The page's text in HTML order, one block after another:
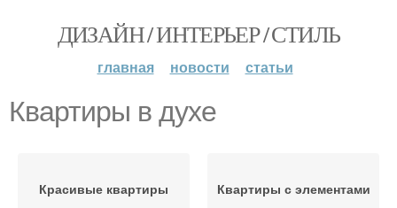
ДИЗАЙН / ИНТЕРЬЕР / СТИЛЬ
главная новости статьи
Квартиры в духе
Красивые квартиры Квартиры с элементами